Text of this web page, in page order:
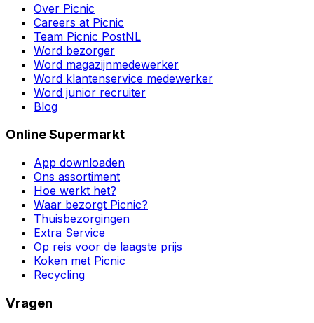
Over Picnic
Careers at Picnic
Team Picnic PostNL
Word bezorger
Word magazijnmedewerker
Word klantenservice medewerker
Word junior recruiter
Blog
Online Supermarkt
App downloaden
Ons assortiment
Hoe werkt het?
Waar bezorgt Picnic?
Thuisbezorgingen
Extra Service
Op reis voor de laagste prijs
Koken met Picnic
Recycling
Vragen